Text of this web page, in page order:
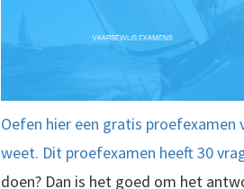
Oefen hier een gratis proefexamen
weet. Dit proefexamen heeft 30
doen? Dan is het goed om het